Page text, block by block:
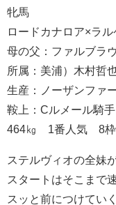
牝馬
ロードカナロア×ラル
母の父：ファルブラ
所属：美浦）木村哲
生産：ノーザンファ
鞍上：Cルメール騎手
464㎏ 1番人気 8枠
ステルヴィオの全妹
スタートはそこまで
スッと前につけてい